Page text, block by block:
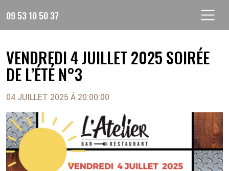
to
content
09 53 10 50 37
VENDREDI 4 JUILLET 2025 SOIRÉE
DE L’ÉTÉ N°3
04 JUILLET 2025 À 20:00:00